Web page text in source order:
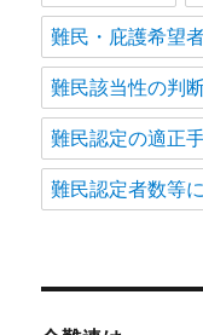
難民・庇護希望
難民該当性の判
難民認定の適正
難民認定者数等